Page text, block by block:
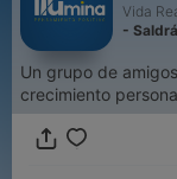
Vida
-
Un grupo de
crecimiento